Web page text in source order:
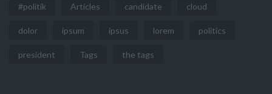
#politik Articles candidate cloud
dolor ipsum ipsus lorem politics
president Tags the tags